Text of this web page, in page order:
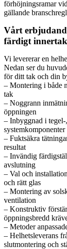
förhöjningsramar
gällande
Vårt
färdigt innertak
Vi levererar en
Nedan ser du
för ditt tak och din
– Montering i både
tak
– Noggrann
öppningen
– Inbyggnad i tegel-
systemkomponenter
– Fuktsäkra
resultat
– Invändig
avslutning
– Val och
och rätt glas
– Montering av
ventilation
– Konstruktiv
öppningsbredd
– Metoder
– Helhetsleverans
slutmontering och